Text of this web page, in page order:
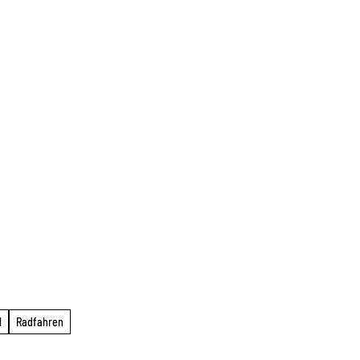
Radfahren